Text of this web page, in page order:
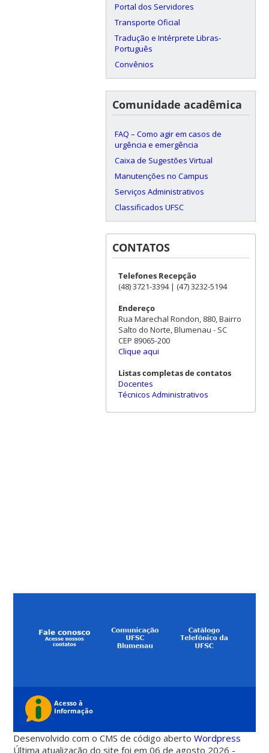
Portal dos Servidores
Transporte Oficial
Tradução e Intérprete Libras-
Português
Convênios
Comunidade acadêmica
FAQ – Como agir em casos de
urgência e emergência
Caixa de Sugestões Virtual
Manutenções no Campus
Serviços Administrativos
Classificados UFSC
CONTATOS
Telefones Recepção
(48) 3721-3394 | (47) 3232-5194
Endereço
Rua Marechal Rondon, 880, Bairro
Salto do Norte, Blumenau - SC
CEP 89065-200
Clique aqui
Listas completas de contatos
Docentes
Técnicos Administrativos
Desenvolvido com o CMS de código abertoWordpress
Última atualização do site foi em 06 de agosto 2026 -